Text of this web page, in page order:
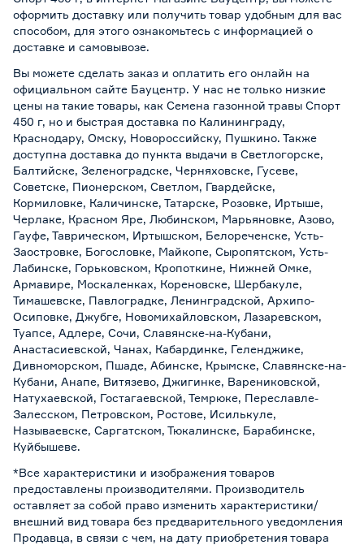
оформить доставку или получить товар удобным для вас
способом, для этого ознакомьтесь с информацией о
доставке и самовывозе.
Вы можете сделать заказ и оплатить его онлайн на
официальном сайте Бауцентр. У нас не только низкие
цены на такие товары, как Семена газонной травы Спорт
450 г, но и быстрая доставка по Калининграду,
Краснодару, Омску, Новороссийску, Пушкино. Также
доступна доставка до пункта выдачи в Светлогорске,
Балтийске, Зеленоградске, Черняховске, Гусеве,
Советске, Пионерском, Светлом, Гвардейске,
Кормиловке, Каличинске, Татарске, Розовке, Иртыше,
Черлаке, Красном Яре, Любинском, Марьяновке, Азово,
Гауфе, Таврическом, Иртышском, Белореченске, Усть-
Заостровке, Богословке, Майкопе, Сыропятском, Усть-
Лабинске, Горьковском, Кропоткине, Нижней Омке,
Армавире, Москаленках, Кореновске, Шербакуле,
Тимашевске, Павлоградке, Ленинградской, Архипо-
Осиповке, Джубге, Новомихайловском, Лазаревском,
Туапсе, Адлере, Сочи, Славянске-на-Кубани,
Анастасиевской, Чанах, Кабардинке, Геленджике,
Дивноморском, Пшаде, Абинске, Крымске, Славянске-на-
Кубани, Анапе, Витязево, Джигинке, Варениковской,
Натухаевской, Гостагаевской, Темрюке, Переславле-
Залесском, Петровском, Ростове, Исилькуле,
Называевске, Саргатском, Тюкалинске, Барабинске,
Куйбышеве.
*Все характеристики и изображения товаров
предоставлены производителями. Производитель
оставляет за собой право изменить характеристики/
внешний вид товара без предварительного уведомления
Продавца, в связи с чем, на дату приобретения товара